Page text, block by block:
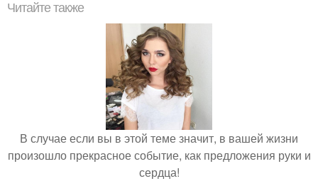
Читайте также
В случае если вы в этой теме значит, в вашей жизни
произошло прекрасное событие, как предложения руки и
сердца!